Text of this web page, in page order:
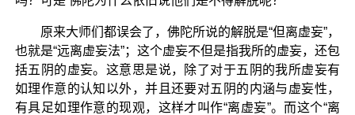
原来大师们都误会了，佛陀所说的解脱是“但离虚妄”，
也就是“远离虚妄法”；这个虚妄不但是指我所的虚妄，还包
括五阴的虚妄。这意思是说，除了对于五阴的我所虚妄有
如理作意的认知以外，并且还要对五阴的内涵与虚妄性，
有具足如理作意的现观，这样才叫作“离虚妄”。而这个“离